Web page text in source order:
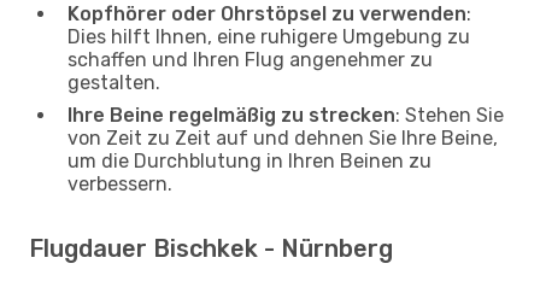
Kopfhörer oder Ohrstöpsel zu verwenden:
Dies hilft Ihnen, eine ruhigere Umgebung zu
schaffen und Ihren Flug angenehmer zu
gestalten.
Ihre Beine regelmäßig zu strecken: Stehen Sie
von Zeit zu Zeit auf und dehnen Sie Ihre Beine,
um die Durchblutung in Ihren Beinen zu
verbessern.
Flugdauer Bischkek - Nürnberg